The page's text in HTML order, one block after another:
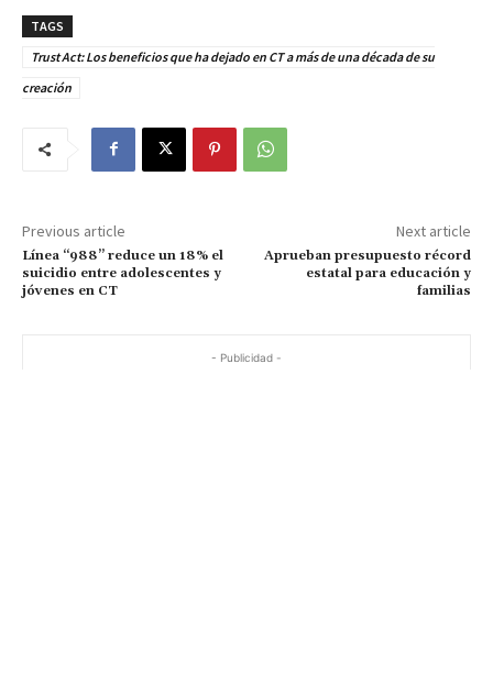
TAGS
Trust Act: Los beneficios que ha dejado en CT a más de una década de su
creación
Previous article
Línea “988” reduce un 18% el
suicidio entre adolescentes y
jóvenes en CT
Next article
Aprueban presupuesto récord
estatal para educación y
familias
- Publicidad -